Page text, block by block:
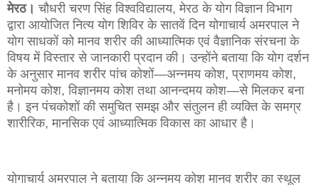
मेरठ। चौधरी चरण सिंह विश्वविद्यालय, मेरठ के योग विज्ञान विभाग
द्वारा आयोजित नित्य योग शिविर के सातवें दिन योगाचार्य अमरपाल ने
योग साधकों को मानव शरीर की आध्यात्मिक एवं वैज्ञानिक संरचना के
विषय में विस्तार से जानकारी प्रदान की। उन्होंने बताया कि योग दर्शन
के अनुसार मानव शरीर पांच कोशों—अन्नमय कोश, प्राणमय कोश,
मनोमय कोश, विज्ञानमय कोश तथा आनन्दमय कोश—से मिलकर बना
है। इन पंचकोशों की समुचित समझ और संतुलन ही व्यक्ति के समग्र
शारीरिक, मानसिक एवं आध्यात्मिक विकास का आधार है।
योगाचार्य अमरपाल ने बताया कि अन्नमय कोश मानव शरीर का स्थूल